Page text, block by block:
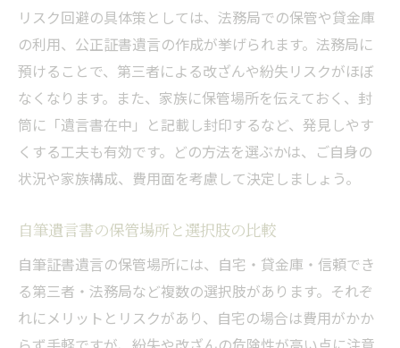
リスク回避の具体策としては、法務局での保管や貸金庫
の利用、公正証書遺言の作成が挙げられます。法務局に
預けることで、第三者による改ざんや紛失リスクがほぼ
なくなります。また、家族に保管場所を伝えておく、封
筒に「遺言書在中」と記載し封印するなど、発見しやす
くする工夫も有効です。どの方法を選ぶかは、ご自身の
状況や家族構成、費用面を考慮して決定しましょう。
自筆遺言書の保管場所と選択肢の比較
自筆証書遺言の保管場所には、自宅・貸金庫・信頼でき
る第三者・法務局など複数の選択肢があります。それぞ
れにメリットとリスクがあり、自宅の場合は費用がかか